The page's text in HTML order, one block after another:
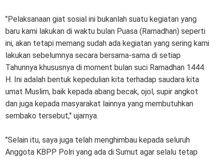
"Pelaksanaan giat sosial ini bukanlah suatu kegiatan yang
baru kami lakukan di waktu bulan Puasa (Ramadhan) seperti
ini, akan tetapi memang sudah ada kegiatan yang sering kami
lakukan sebelumnya secara bersama-sama di setiap
Tahunnya khususnya di moment bulan suci Ramadhan 1444
H. Ini adalah bentuk kepedulian kita terhadap saudara kita
umat Muslim, baik kepada abang becak, ojol, supir angkot
dan juga kepada masyarakat lainnya yang membutuhkan
sembako tersebut," ujarnya.
"Selain itu, saya juga telah menghimbau kepada seluruh
Anggota KBPP Polri yang ada di Sumut agar selalu tetap